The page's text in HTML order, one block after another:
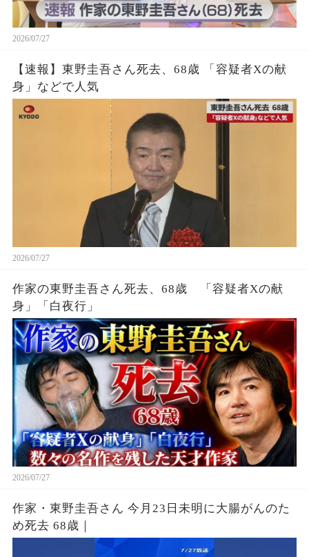
2026/07/27
【速報】東野圭吾さん死去、68歳 「容疑者Xの献
身」などで人気
2026/07/27
作家の東野圭吾さん死去、68歳 「容疑者Xの献
身」「白夜行」
2026/07/27
作家・東野圭吾さん 今月23日未明に大腸がんのた
め死去 68歳｜